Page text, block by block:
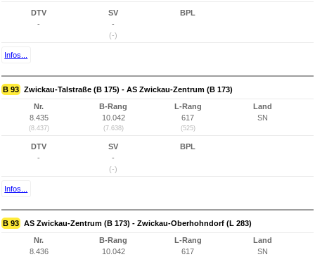
DTV
-
SV
-
(-)
BPL
Infos...
B 93 Zwickau-Talstraße (B 175) - AS Zwickau-Zentrum (B 173)
Nr.
8.435
(8.437)
B-Rang
10.042
(7.638)
L-Rang
617
(525)
Land
SN
DTV
-
SV
-
(-)
BPL
Infos...
B 93 AS Zwickau-Zentrum (B 173) - Zwickau-Oberhohndorf (L 283)
Nr.
8.436
B-Rang
10.042
L-Rang
617
Land
SN